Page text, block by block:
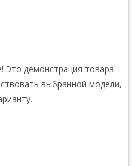
Это демонстрация товара.
выбранной модели,